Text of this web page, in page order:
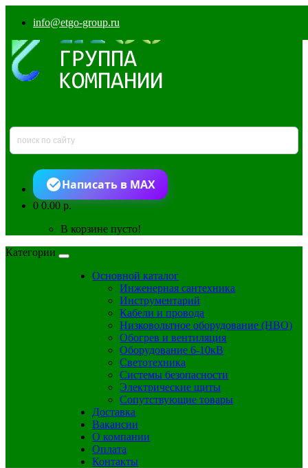
info@etgo-group.ru
Написать в MAX
00.00 р.
В корзине пусто!
Категории
Основной каталог
Инженерная сантехника
Инструментарий
Кабели и провода
Низковольтное оборудование (НВО)
Обогрев и вентиляция
Оборудование 6-10кВ
Светотехника
Системы безопасности
Электрические щиты
Сопутствующие товары
Доставка
Вакансии
О компании
Оплата
Контакты